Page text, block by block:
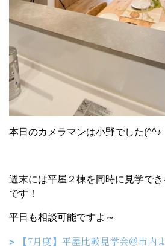
本日のカメラマンは小野でした(^^♪
週末には平屋２棟を同時に見学で
です！
平日も相談可能ですよ～
【7月度】平屋比較見学会@市内